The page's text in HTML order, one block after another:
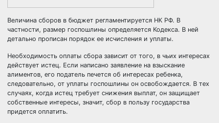
Величина сборов в бюджет регламентируется НК РФ. В
частности, размер госпошлины определяется Кодекса. В ней
детально прописан порядок ее исчисления и уплаты.
Необходимость оплаты сбора зависит от того, в чьих интересах
действует истец. Если написано заявление на взыскание
алиментов, его податель печется об интересах ребенка,
следовательно, от уплаты госпошлины он освобождается. В тех
случаях, когда истец требует снижения выплат, он защищает
собственные интересы, значит, сбор в пользу государства
придется оплатить.